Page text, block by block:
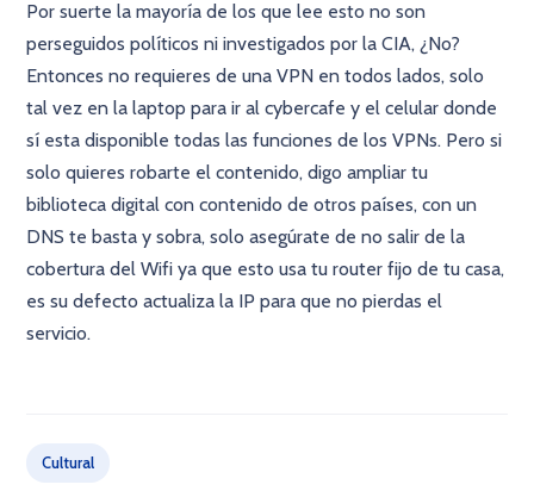
Por suerte la mayoría de los que lee esto no son
perseguidos políticos ni investigados por la CIA, ¿No?
Entonces no requieres de una VPN en todos lados, solo
tal vez en la laptop para ir al cybercafe y el celular donde
sí esta disponible todas las funciones de los VPNs. Pero si
solo quieres robarte el contenido, digo ampliar tu
biblioteca digital con contenido de otros países, con un
DNS te basta y sobra, solo asegúrate de no salir de la
cobertura del Wifi ya que esto usa tu router fijo de tu casa,
es su defecto actualiza la IP para que no pierdas el
servicio.
Cultural